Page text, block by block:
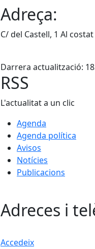
Adreça:
C/ del Castell, 1 Al
Darrera actualització:
RSS
L'actualitat a un clic
Agenda
Agenda política
Avisos
Notícies
Publicacions
Adreces i
Accedeix